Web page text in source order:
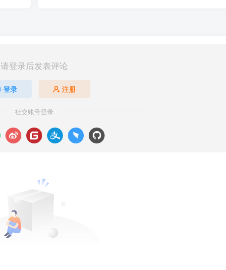
请登录后发表评论
登录 注册
社交账号登录